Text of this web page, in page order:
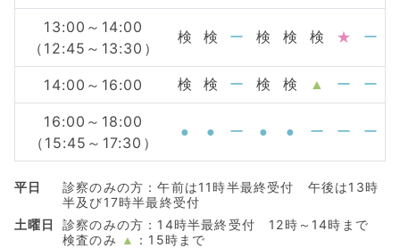
13:00～14:00
（12:45～13:30）
検 検 ー 検 検 検 ★ ー
14:00～16:00 検 検 ー 検 検 ▲ ー ー
16:00～18:00
（15:45～17:30）
● ● ー ● ● ー ー ー
平日
診察のみの方：午前は11時半最終受付 午後は13時
半及び17時半最終受付
土曜日
診察のみの方：14時半最終受付 12時～14時まで
検査のみ
▲
：15時まで